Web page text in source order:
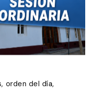
orden del día